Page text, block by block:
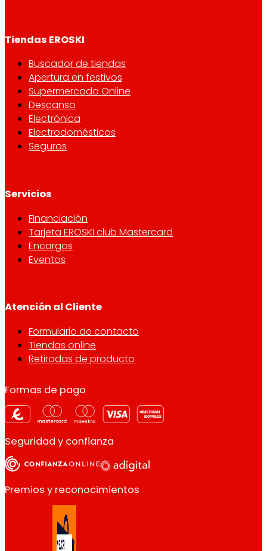
Tiendas EROSKI
Buscador de tiendas
Apertura en festivos
Supermercado Online
Descanso
Electrónica
Electrodomésticos
Seguros
Servicios
Financiación
Tarjeta EROSKI club Mastercard
Encargos
Eventos
Atención al Cliente
Formulario de contacto
Tiendas online
Retiradas de producto
Formas de pago
Seguridad y confianza
Premios y reconocimientos